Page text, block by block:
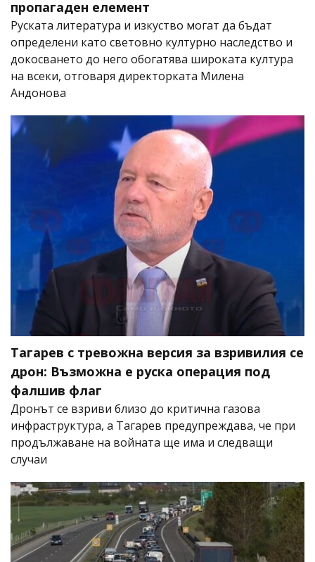
пропагаден елемент
Руската литература и изкуство могат да бъдат
определени като световно културно наследство и
докосването до него обогатява широката култура
на всеки, отговаря директорката Милена
Андонова
Тагарев с тревожна версия за взривилия се
дрон: Възможна е руска операция под
фалшив флаг
Дронът се взриви близо до критична газова
инфраструктура, а Тагарев предупреждава, че при
продължаване на войната ще има и следващи
случаи